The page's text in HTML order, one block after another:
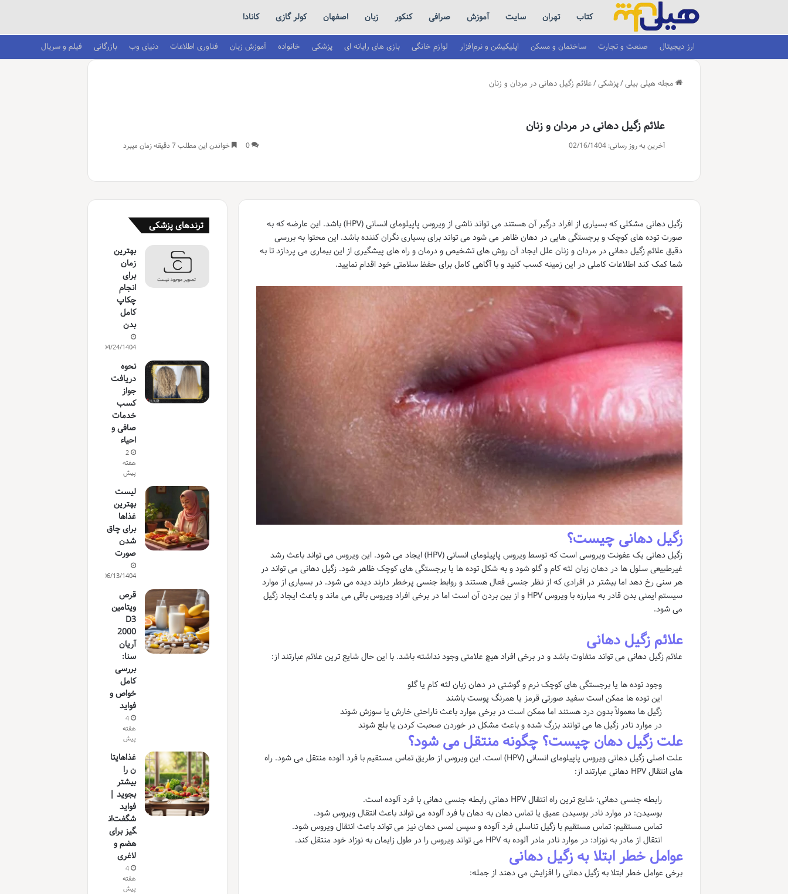
کتاب تهران سایت آموزش صرافی کنکور زبان اصفهان کولر گازی کانادا
ارز دیجیتال صنعت و تجارت ساختمان و مسکن اپلیکیشن و نرم‌افزار لوازم خانگی بازی های رایانه ای پزشکی خانواده آموزش زبان فناوری اطلاعات دنیای وب بازرگانی فیلم و سریال
مجله هیلی بیلی/پزشکی/علائم زگیل دهانی در مردان و زنان
علائم زگیل دهانی در مردان و زنان
آخرین به روز رسانی: 02/16/1404 0 خواندن این مطلب 7 دقیقه زمان میبرد
زگیل دهانی مشکلی که بسیاری از افراد درگیر آن هستند می تواند ناشی از ویروس پاپیلومای انسانی (HPV) باشد. این عارضه که به
صورت توده های کوچک و برجستگی هایی در دهان ظاهر می شود می تواند برای بسیاری نگران کننده باشد. این محتوا به بررسی
دقیق علائم زگیل دهانی در مردان و زنان علل ایجاد آن روش های تشخیص و درمان و راه های پیشگیری از این بیماری می پردازد تا به
شما کمک کند اطلاعات کاملی در این زمینه کسب کنید و با آگاهی کامل برای حفظ سلامتی خود اقدام نمایید.
زگیل دهانی چیست؟
زگیل دهانی یک عفونت ویروسی است که توسط ویروس پاپیلومای انسانی (HPV) ایجاد می شود. این ویروس می تواند باعث رشد
غیرطبیعی سلول ها در دهان زبان لثه کام و گلو شود و به شکل توده ها یا برجستگی های کوچک ظاهر شود. زگیل دهانی می تواند در
هر سنی رخ دهد اما بیشتر در افرادی که از نظر جنسی فعال هستند و روابط جنسی پرخطر دارند دیده می شود. در بسیاری از موارد
سیستم ایمنی بدن قادر به مبارزه با ویروس HPV و از بین بردن آن است اما در برخی افراد ویروس باقی می ماند و باعث ایجاد زگیل
می شود.
علائم زگیل دهانی
علائم زگیل دهانی می تواند متفاوت باشد و در برخی افراد هیچ علامتی وجود نداشته باشد. با این حال شایع ترین علائم عبارتند از:
وجود توده ها یا برجستگی های کوچک نرم و گوشتی در دهان زبان لثه کام یا گلو
این توده ها ممکن است سفید صورتی قرمز یا همرنگ پوست باشند
زگیل ها معمولاً بدون درد هستند اما ممکن است در برخی موارد باعث ناراحتی خارش یا سوزش شوند
در موارد نادر زگیل ها می توانند بزرگ شده و باعث مشکل در خوردن صحبت کردن یا بلع شوند
علت زگیل دهان چیست؟ چگونه منتقل می شود؟
علت اصلی زگیل دهانی ویروس پاپیلومای انسانی (HPV) است. این ویروس از طریق تماس مستقیم با فرد آلوده منتقل می شود. راه
های انتقال HPV دهانی عبارتند از:
رابطه جنسی دهانی: شایع ترین راه انتقال HPV دهانی رابطه جنسی دهانی با فرد آلوده است.
بوسیدن: در موارد نادر بوسیدن عمیق یا تماس دهان به دهان با فرد آلوده می تواند باعث انتقال ویروس شود.
تماس مستقیم: تماس مستقیم با زگیل تناسلی فرد آلوده و سپس لمس دهان نیز می تواند باعث انتقال ویروس شود.
انتقال از مادر به نوزاد: در موارد نادر مادر آلوده به HPV می تواند ویروس را در طول زایمان به نوزاد خود منتقل کند.
عوامل خطر ابتلا به زگیل دهانی
برخی عوامل خطر ابتلا به زگیل دهانی را افزایش می دهند از جمله:
ترندهای پزشکی
بهترین
زمان
برای
انجام
چکاپ
کامل
بدن
04/24/1404
نحوه
دریافت
جواز
کسب
خدمات
صافی و
احیاء
2
هفته
پیش
لیست
بهترین
غذاها
برای چاق
شدن
صورت
06/13/1404
قرص
ویتامین
D3
2000
آریان
سنا:
بررسی
کامل
خواص و
فواید
4
هفته
پیش
غذاهایتا
ن را
بیشتر
بجوید |
فواید
شگفت‌ان
گیز برای
هضم و
لاغری
4
هفته
پیش